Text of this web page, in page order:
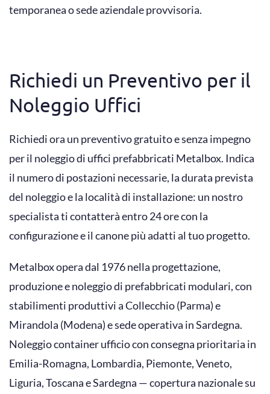
temporanea o sede aziendale provvisoria.
Richiedi un Preventivo per il
Noleggio Uffici
Richiedi ora un preventivo gratuito e senza impegno
per il noleggio di uffici prefabbricati Metalbox. Indica
il numero di postazioni necessarie, la durata prevista
del noleggio e la località di installazione: un nostro
specialista ti contatterà entro 24 ore con la
configurazione e il canone più adatti al tuo progetto.
Metalbox opera dal 1976 nella progettazione,
produzione e noleggio di prefabbricati modulari, con
stabilimenti produttivi a Collecchio (Parma) e
Mirandola (Modena) e sede operativa in Sardegna.
Noleggio container ufficio con consegna prioritaria in
Emilia-Romagna, Lombardia, Piemonte, Veneto,
Liguria, Toscana e Sardegna — copertura nazionale su